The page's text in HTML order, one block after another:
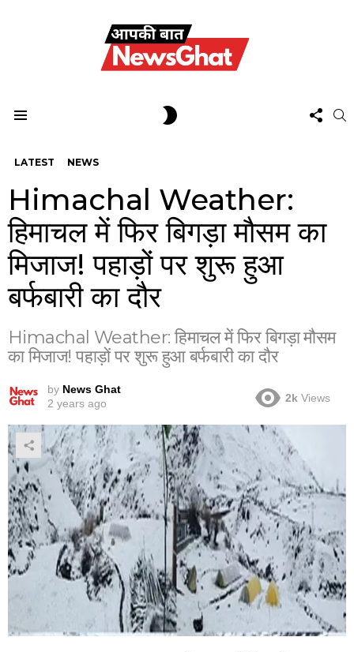
US
LATEST NEWS
Himachal Weather:
हिमाचल में फिर बिगड़ा मौसम का
मिजाज! पहाड़ों पर शुरू हुआ
बर्फबारी का दौर
Himachal Weather: हिमाचल में फिर बिगड़ा मौसम
का मिजाज! पहाड़ों पर शुरू हुआ बर्फबारी का दौर
by News Ghat
2 years ago
2k Views